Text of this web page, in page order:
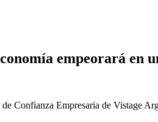
empeorará en
Confianza Empresaria de Vistage